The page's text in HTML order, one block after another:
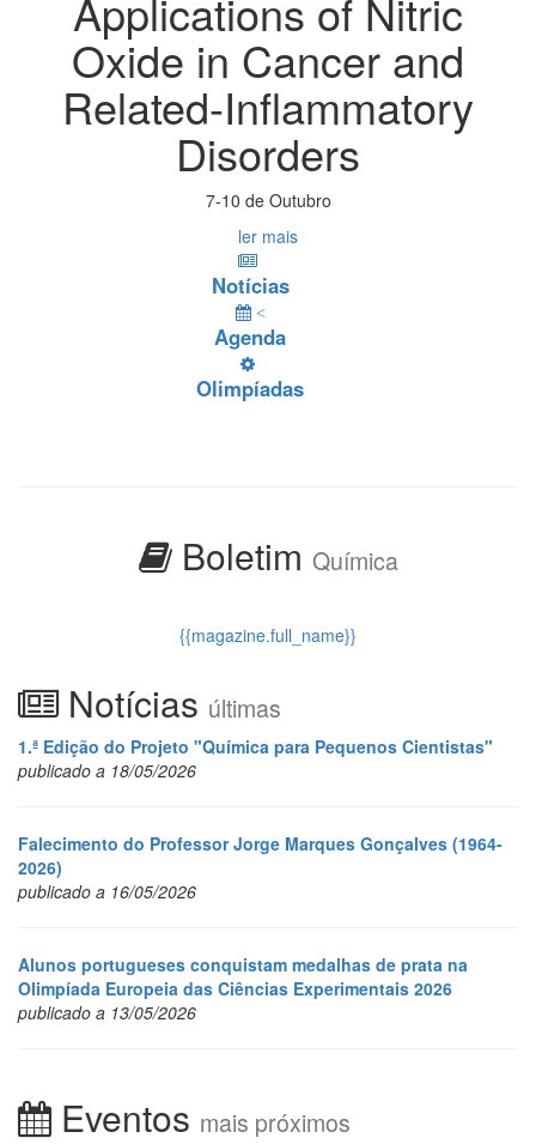
Oxide in Cancer and
Related-Inflammatory
Disorders
7-10 de Outubro
ler mais
Notícias
<
Agenda
Olimpíadas
Boletim Química
{{magazine.full_name}}
Notícias últimas
1.ª Edição do Projeto "Química para Pequenos Cientistas"
publicado a 18/05/2026
Falecimento do Professor Jorge Marques Gonçalves (1964-
2026)
publicado a 16/05/2026
Alunos portugueses conquistam medalhas de prata na
Olimpíada Europeia das Ciências Experimentais 2026
publicado a 13/05/2026
Eventos mais próximos